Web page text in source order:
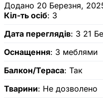
Додано 20 Березня,
Кіл-ть осіб: 3
Дата переглядів: З 21
Оснащення: З меблями
Балкон/Тераса: Так
Тварини: Не дозволено